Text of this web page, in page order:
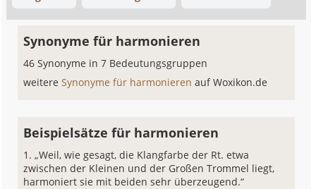
Synonyme für harmonieren
46 Synonyme in 7 Bedeutungsgruppen
weitereSynonyme für harmonierenauf Woxikon.de
Beispielsätze für harmonieren
„Weil, wie gesagt, die Klangfarbe der Rt. etwa
zwischen der Kleinen und der Großen Trommel liegt,
harmoniert sie mit beiden sehr überzeugend.“